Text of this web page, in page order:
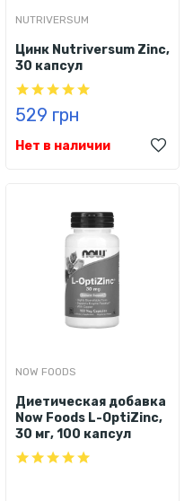
NUTRIVERSUM
Цинк Nutriversum Zinc,
30 капсул
529 грн
Нет в наличии
NOW FOODS
Диетическая добавка
Now Foods L-OptiZinc,
30 мг, 100 капсул